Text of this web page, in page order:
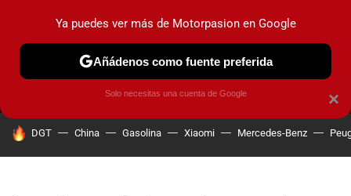
MENÚ NUEVO
COCHES ELÉCTRICOS OBSERVATORIO
HOY SE HABLA DE
DGT China Gasolina Xiaomi Mercedes-Benz
×
Ya puedes ver más de Motorpasion en Google
Añádenos como fuente preferida
Solo necesitas una cuenta de Google